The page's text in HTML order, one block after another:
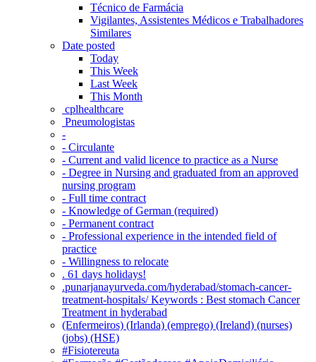
Técnico de Farmácia
Vigilantes, Assistentes Médicos e Trabalhadores
Similares
Date posted
Today
This Week
Last Week
This Month
‎ cplhealthcare‬
Pneumologistas
-
- Circulante
- Current and valid licence to practice as a Nurse
- Degree in Nursing and graduated from an approved
nursing program
- Full time contract
- Knowledge of German (required)
- Permanent contract
- Professional experience in the intended field of
practice
- Willingness to relocate
. 61 days holidays!
.punarjanayurveda.com/hyderabad/stomach-cancer-
treatment-hospitals/ Keywords : Best stomach Cancer
Treatment in hyderabad
(Enfermeiros) (Irlanda) (emprego) (Ireland) (nurses)
(jobs) (HSE)
#Fisiotereuta